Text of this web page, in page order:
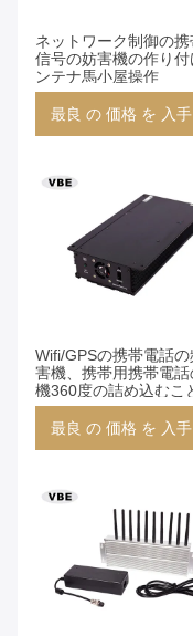
ネットワーク制御の
信号の妨害機の作り付
ンテナ馬小屋操作
最良 の 価格 を 入
Wifi/GPSの携帯電話
害機、携帯用携帯電
機360度の詰め込むこ
最良 の 価格 を 入